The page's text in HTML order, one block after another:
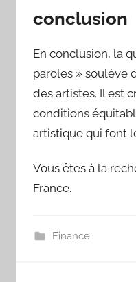
conclusion
En conclusion, la
paroles » soulève
des artistes. Il est
conditions
artistique qui font
Vous êtes à la
France.
Finance